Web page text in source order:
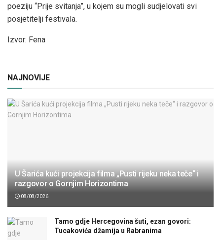
poeziju “Prije svitanja”, u kojem su mogli sudjelovati svi
posjetitelji festivala.
Izvor: Fena
NAJNOVIJE
U Šarića kući projekcija filma „Pusti rijeku neka teče“ i
razgovor o Gornjim Horizontima
08/08/2026
Tamo gdje Hercegovina šuti, ezan govori:
Tucakovića džamija u Rabranima